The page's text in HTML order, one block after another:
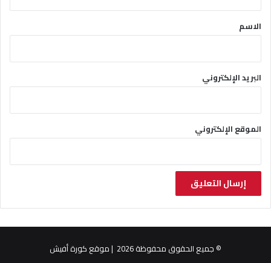
*الاسم
البريد الإلكتروني
الموقع الإلكتروني
© جميع الحقوق محفوظة 2026 | موقع كورة أفيش